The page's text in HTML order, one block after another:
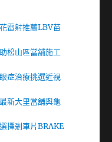
雷射推薦LBV苗
松山區當舖施工
症治療挑選近視
新大里當舖與龜
擇剎車片BRAKE